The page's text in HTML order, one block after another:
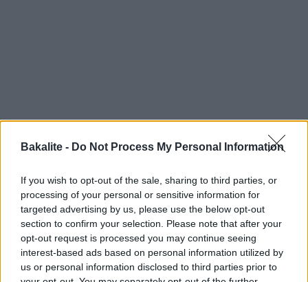
Bakalite - Do Not Process My Personal Information
If you wish to opt-out of the sale, sharing to third parties, or
processing of your personal or sensitive information for
targeted advertising by us, please use the below opt-out
section to confirm your selection. Please note that after your
opt-out request is processed you may continue seeing
interest-based ads based on personal information utilized by
us or personal information disclosed to third parties prior to
Det går snabbt att göra och den smakar så gott, perfekt att
hälla ljummen över glass. Eller på en tårta eller vad du vill.
Det går utmärkt att äta med sked i sin ensamhet. Här
dömer vi ingen.